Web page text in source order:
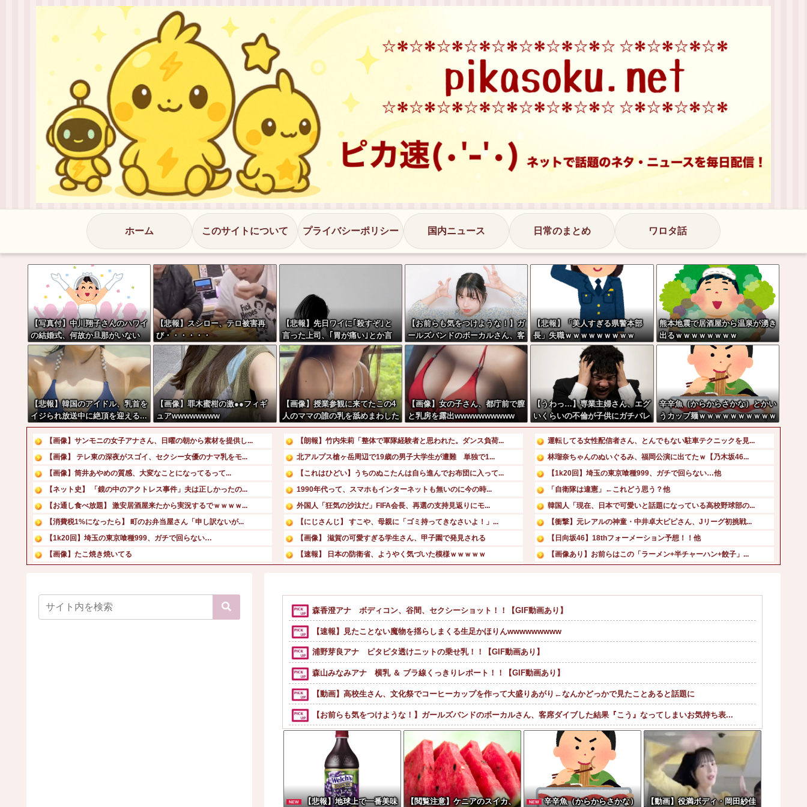
ホーム このサイトについて プライバシーポリシー 国内ニュース 日常のまとめ ワロタ話
【写真付】中川翔子さんのハワイ
の結婚式、何故か旦那がいない
【悲報】スシロー、テロ被害再
び・・・・・・
【悲報】先日ワイに｢殺すぞ｣と
言った上司、｢胃が痛い｣とか言
い出すwwwwwww
【お前らも気をつけような！】ガ
ールズバンドのボーカルさん、客
席ダイブした結果『こう』なって
しまいお気持ち表明してしまう…
【悲報】「美人すぎる県警本部
長」失職ｗｗｗｗｗｗｗｗｗ
熊本地震で居酒屋から温泉が湧き
出るｗｗｗｗｗｗｗｗ
【悲報】韓国のアイドル、乳首を
イジられ放送中に絶頂を迎える...
【画像】罪木蜜柑の激●●フィギ
ュアwwwwwwww
【画像】授業参観に来てたこの4
人のママの誰の乳を舐めまわした
い？wwwwww
【画像】女の子さん、都庁前で膣
と乳房を露出wwwwwwwwww
【うわっ…】専業主婦さん、エグ
いくらいの不倫が子供にガチバレ
した結果…
辛辛魚（からからさかな）とかい
うカップ麺ｗｗｗｗｗｗｗｗｗｗ
【画像】サンモニの女子アナさん、日曜の朝から素材を提供し...
【画像】 テレ東の深夜がスゴイ、セクシー女優のナマ乳をモ...
【画像】筒井あやめの質感、大変なことになってるって...
【ネット史】 「鏡の中のアクトレス事件」夫は正しかったの...
【お通し食べ放題】 激安居酒屋来たから実況するでｗｗｗｗ...
【消費税1%になったら】 町のお弁当屋さん「申し訳ないが...
【1k20回】埼玉の東京喰種999、ガチで回らない…
【画像】たこ焼き焼いてる
【動画】浜辺美波さん、ついにおへそを解禁ｗ
【画像】男の87%はお○ぱいに目がいってスマホケースに気...
【朗報】竹内朱莉「整体で軍隊経験者と思われた。ダンス負荷...
北アルプス槍ヶ岳周辺で19歳の男子大学生が遭難 単独で1...
【これはひどい】うちのぬこたんは自ら進んでお布団に入って...
1990年代って、スマホもインターネットも無いのに今の時...
外国人「狂気の沙汰だ」FIFA会長、再選の支持見返りにモ...
【にじさんじ】 すこや、母親に「ゴミ持ってきなさいよ！」...
【画像】 滋賀の可愛すぎる学生さん、甲子園で発見される
【速報】 日本の防衛省、ようやく気づいた模様ｗｗｗｗｗ
「ハロ！コン 2026」TOYOTA ARENA TOK...
テレ東・田中瞳アナが苦言「面識のない方々にカメラを向けら...
運転してる女性配信者さん、とんでもない駐車テクニックを見...
林瑠奈ちゃんのぬいぐるみ、福岡公演に出てたｗ【乃木坂46...
【1k20回】埼玉の東京喰種999、ガチで回らない…他
「自衛隊は違憲」←これどう思う？他
韓国人「現在、日本で可愛いと話題になっている高校野球部の...
【衝撃】元レアルの神童・中井卓大ピピさん、Jリーグ初挑戦...
【日向坂46】18thフォーメーション予想！！他
【画像あり】お前らはこの「ラーメン+半チャーハン+餃子」...
【速報】韓国サッカー協会の性接待、日本人審判員４人も調査...
ひろゆき「性欲弱い人は仕事も頑張らないので貧乏人多い」他
森香澄アナ ボディコン、谷間、セクシーショット！！【GIF動画あり】
【速報】見たことない魔物を揺らしまくる生足かほりんwwwwwwwww
浦野芽良アナ ピタピタ透けニットの乗せ乳！！【GIF動画あり】
森山みなみアナ 横乳 ＆ ブラ線くっきりレポート！！【GIF動画あり】
【動画】高校生さん、文化祭でコーヒーカップを作って大盛りあがり←なんかどっかで見たことあると話題に
【お前らも気をつけような！】ガールズバンドのボーカルさん、客席ダイブした結果『こう』なってしまいお気持ち表...
【悲報】仙台育英のマネージャー、首をひねっただけでウインクしたことにされてしまうｗｗｗ
粉末スープ、液体スープ、調味オイル「食べる『直前』に入れてください！！」
【画像】女芸人の吉住さん、メイクしたら普通に美人の部類だった→ご覧くださいw w w w w w w w
【動画】DJI Neo2で釣りの自撮りをしようとした男の悲劇（ノ∇`）
NEW
【悲報】地球上で一番美味
【閲覧注意】ケニアのスイカ、
NEW
辛辛魚（からからさかな）
【動画】役満ボディ・岡田紗佳